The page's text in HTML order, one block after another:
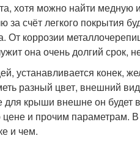
хотя можно найти
за счёт легкого покрытия
От коррозии
она очень долгий срок,
конек,
разный цвет, внешний
крыши внешне он будет
и прочим параметрам. В
и чем.